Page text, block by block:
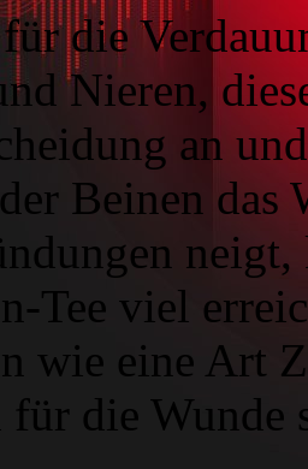
die
Nieren,
an
Beinen das
Tee viel
wie eine Art
die Wunde